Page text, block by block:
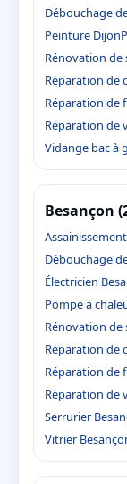
Débouchage
Peinture Dijon
Rénovation de
Réparation de
Réparation de
Réparation de
Vidange bac à
Besançon
Débouchage
Électricien
Pompe à
Rénovation de
Réparation de
Réparation de
Réparation de
Serrurier
Vitrier